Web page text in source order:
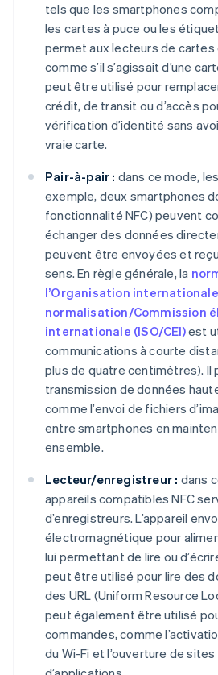
tels que les smartphones
les cartes à puce ou les
permet aux lecteurs de cartes
comme s’il s’agissait d’une
peut être utilisé pour
crédit, de transit ou d’accès
vérification d’identité sans
vraie carte.
Pair-à-pair : dans ce mode,
exemple, deux smartphones
fonctionnalité NFC) peuvent
échanger des données
peuvent être envoyées et
sens. En règle générale, la
l’Organisation
normalisation/Commission
internationale (ISO/CEI)est
communications à courte
plus de quatre centimètres). Il
transmission de données
comme l’envoi de fichiers
entre smartphones en
ensemble.
Lecteur/enregistreur : dans
appareils compatibles NFC
d’enregistreurs. L’appareil
électromagnétique pour
lui permettant de lire ou
peut être utilisé pour lire des
des URL (Uniform Resource
peut également être utilisé
commandes, comme
du Wi-Fi et l’ouverture de sites